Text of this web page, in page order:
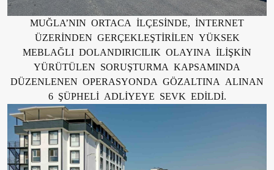
MUĞLA’NIN ORTACA İLÇESİNDE, İNTERNET
ÜZERİNDEN GERÇEKLEŞTİRİLEN YÜKSEK
MEBLAĞLI DOLANDIRICILIK OLAYINA İLİŞKİN
YÜRÜTÜLEN SORUŞTURMA KAPSAMINDA
DÜZENLENEN OPERASYONDA GÖZALTINA ALINAN
6 ŞÜPHELİ ADLİYEYE SEVK EDİLDİ.